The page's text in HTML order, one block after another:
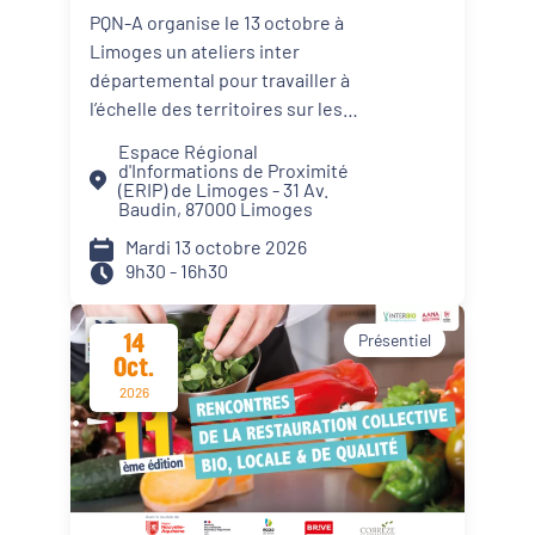
#2
PQN-A organise le 13 octobre à
Limoges un ateliers inter
départemental pour travailler à
l’échelle des territoires sur les
trajectoires des jeunes vis-à-vis
de l’emploi. Entre facteurs
personnels, culturels,
d'opportunité et institutionnels,
décryptez avec vos partenaires
locaux quels sont les profils de
jeunes présents sur votre
territoire et mettez au jour de
nouvelles stratégies pour les
accompagner plus efficacement
vers l’emploi.
Espace Régional
d'Informations de Proximité
(ERIP) de Limoges - 31 Av.
Baudin, 87000 Limoges
Mardi 13 octobre 2026
9h30 - 16h30
14
Oct.
2026
Présentiel